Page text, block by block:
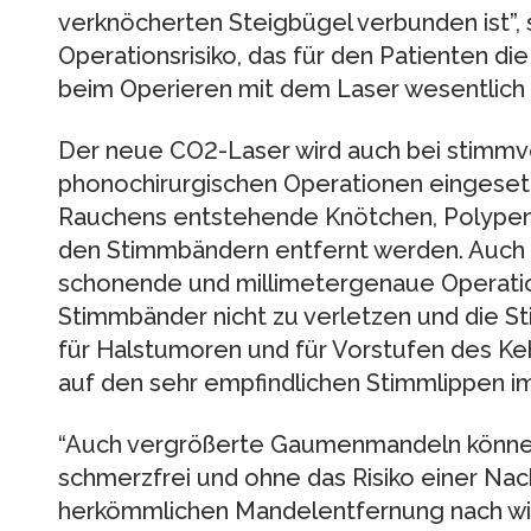
verknöcherten Steigbügel verbunden
Operationsrisiko, das für den Patienten
beim Operieren mit dem Laser wesentlich
Der neue CO2-Laser wird auch bei
phonochirurgischen Operationen
Rauchens entstehende Knötchen,
den Stimmbändern entfernt werden.
schonende und millimetergenaue
Stimmbänder nicht zu verletzen und die
für Halstumoren und für Vorstufen des
auf den sehr empfindlichen Stimmlippen
“Auch vergrößerte Gaumenmandeln
schmerzfrei und ohne das Risiko einer
herkömmlichen Mandelentfernung nach